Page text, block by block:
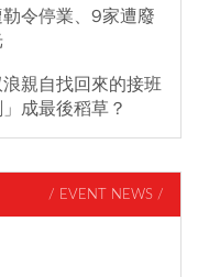
令停業、9家遭廢
親自找回來的接班
成最後稻草？
/ EVENT NEWS /